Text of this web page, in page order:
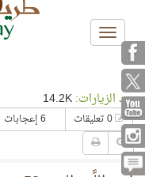
Toggle
navigation
عدد الزيارات:
6 إعجابات